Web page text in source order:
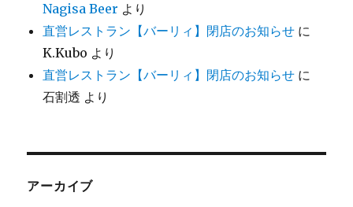
Nagisa Beer より
直営レストラン【バーリィ】閉店のお知らせ に
K.Kubo より
直営レストラン【バーリィ】閉店のお知らせ に
石割透 より
アーカイブ